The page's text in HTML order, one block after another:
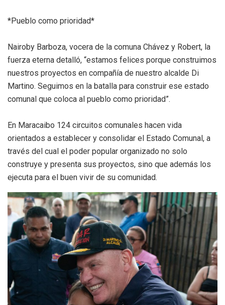
*Pueblo como prioridad*
Nairoby Barboza, vocera de la comuna Chávez y Robert, la
fuerza eterna detalló, “estamos felices porque construimos
nuestros proyectos en compañía de nuestro alcalde Di
Martino. Seguimos en la batalla para construir ese estado
comunal que coloca al pueblo como prioridad”.
En Maracaibo 124 circuitos comunales hacen vida
orientados a establecer y consolidar el Estado Comunal, a
través del cual el poder popular organizado no solo
construye y presenta sus proyectos, sino que además los
ejecuta para el buen vivir de su comunidad.